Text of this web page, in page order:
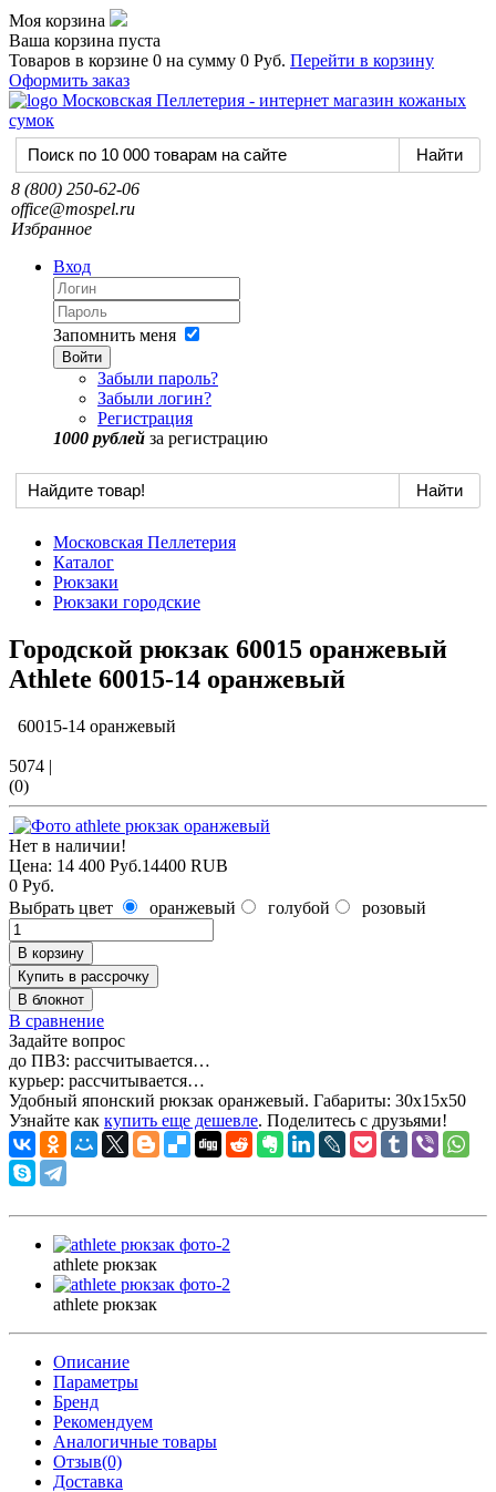
Моя корзина
Ваша корзина пуста
Товаров в корзине 0 на сумму 0 Руб. Перейти в корзину
Оформить заказ
8 (800) 250-62-06
office@mospel.ru
Избранное
Вход
Запомнить меня
Войти
Забыли пароль?
Забыли логин?
Регистрация
1000 рублей за регистрацию
Московская Пеллетерия
Каталог
Рюкзаки
Рюкзаки городские
Городской рюкзак 60015 оранжевый
Athlete 60015-14 оранжевый
60015-14 оранжевый
5074 |
(0)
Нет в наличии!
Цена: 14 400 Руб.14400 RUB
0 Руб.
Выбрать цвет
оранжевый голубой розовый
В корзину
Купить в рассрочку
В блокнот
В сравнение
Задайте вопрос
до ПВЗ: рассчитывается…
курьер: рассчитывается…
Удобный японский рюкзак оранжевый. Габариты: 30x15x50
Узнайте как купить еще дешевле. Поделитесь с друзьями!
athlete рюкзак
athlete рюкзак
Описание
Параметры
Бренд
Рекомендуем
Аналогичные товары
Отзыв(0)
Доставка